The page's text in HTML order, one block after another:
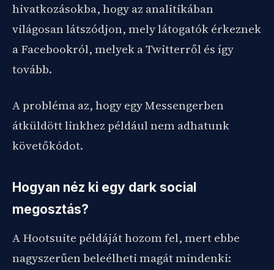
hivatkozásokba, hogy az analitikában
világosan látszódjon, mely látogatók érkeznek
a Facebookról, melyek a Twitterről és így
tovább.
A probléma az, hogy egy Messengerben
átküldött linkhez például nem adhatunk
követőkódot.
Hogyan néz ki egy dark social
megosztás?
A Hootsuite példáját hozom fel, mert ebbe
nagyszerűen beleélheti magát mindenki: